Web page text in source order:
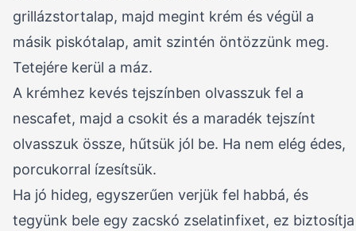
grillázstortalap, majd megint krém és végül a
másik piskótalap, amit szintén öntözzünk meg.
Tetejére kerül a máz.
A krémhez kevés tejszínben olvasszuk fel a
nescafet, majd a csokit és a maradék tejszínt
olvasszuk össze, hűtsük jól be. Ha nem elég édes,
porcukorral ízesítsük.
Ha jó hideg, egyszerűen verjük fel habbá, és
tegyünk bele egy zacskó zselatinfixet, ez biztosítja